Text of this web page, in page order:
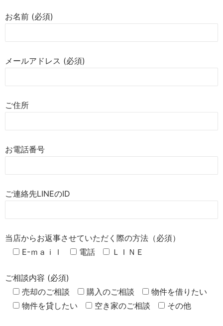
お名前 (必須)
メールアドレス (必須)
ご住所
お電話番号
ご連絡先LINEのID
当店からお返事させていただく際の方法（必須）
E-ｍａｉｌ
電話 ＬＩＮＥ
ご相談内容 (必須)
売却のご相談
購入のご相談
物件を借りたい
物件を貸したい
空き家のご相談 その他